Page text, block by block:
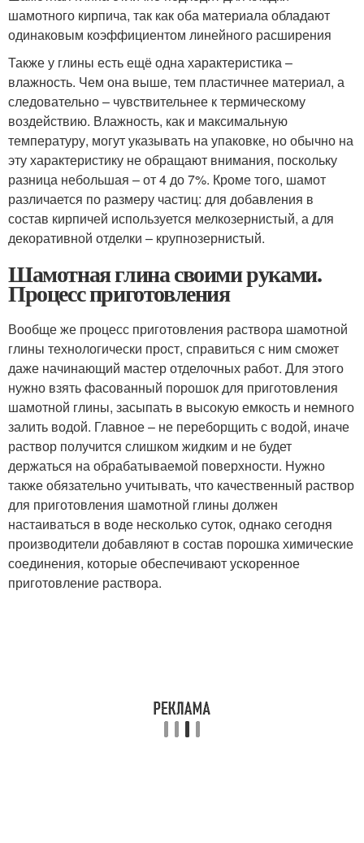
шамотного кирпича, так как оба материала обладают
одинаковым коэффициентом линейного расширения
Также у глины есть ещё одна характеристика –
влажность. Чем она выше, тем пластичнее материал, а
следовательно – чувствительнее к термическому
воздействию. Влажность, как и максимальную
температуру, могут указывать на упаковке, но обычно на
эту характеристику не обращают внимания, поскольку
разница небольшая – от 4 до 7%. Кроме того, шамот
различается по размеру частиц: для добавления в
состав кирпичей используется мелкозернистый, а для
декоративной отделки – крупнозернистый.
Шамотная глина своими руками.
Процесс приготовления
Вообще же процесс приготовления раствора шамотной
глины технологически прост, справиться с ним сможет
даже начинающий мастер отделочных работ. Для этого
нужно взять фасованный порошок для приготовления
шамотной глины, засыпать в высокую емкость и немного
залить водой. Главное – не переборщить с водой, иначе
раствор получится слишком жидким и не будет
держаться на обрабатываемой поверхности. Нужно
также обязательно учитывать, что качественный раствор
для приготовления шамотной глины должен
настаиваться в воде несколько суток, однако сегодня
производители добавляют в состав порошка химические
соединения, которые обеспечивают ускоренное
приготовление раствора.